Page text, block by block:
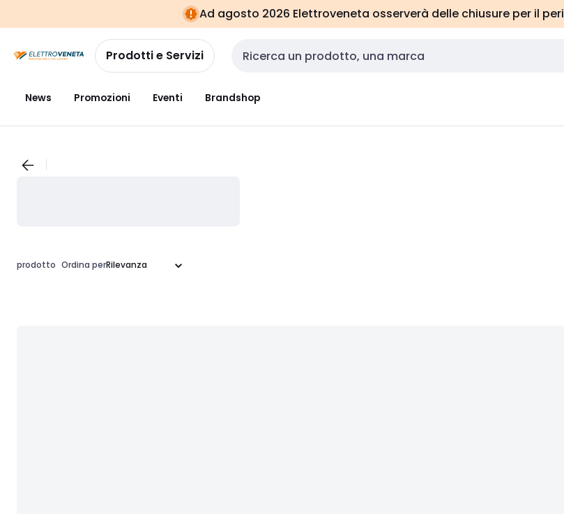
navigazionealla
pagina
Ad agosto 2026 Elettroveneta osserverà delle chiusure per il
Prodotti e Servizi Cerca input
News Promozioni Eventi Brandshop
prodotto Ordina per